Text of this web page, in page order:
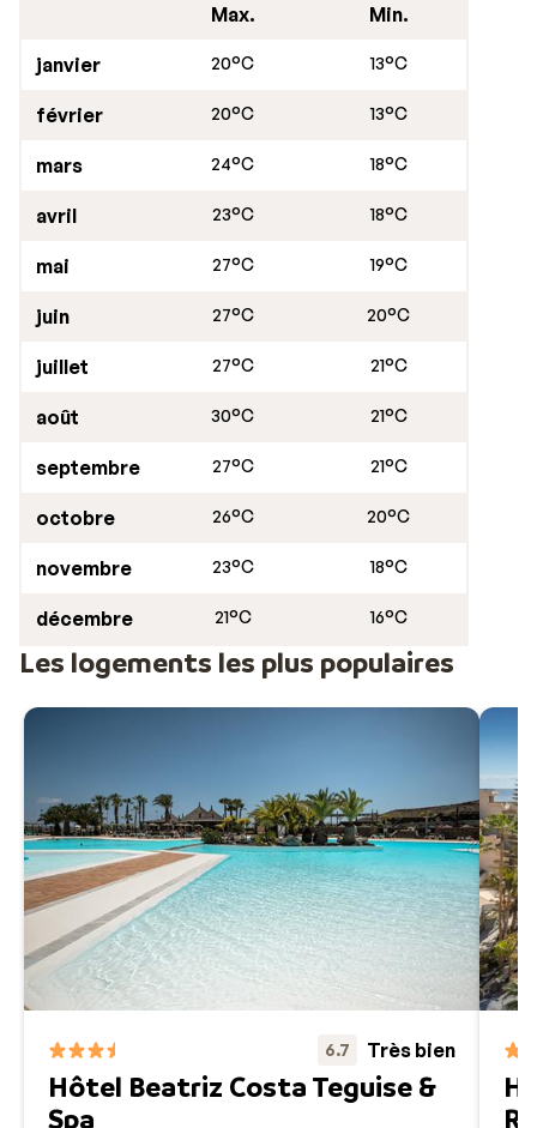
Max. Min.
janvier 20°C 13°C
février 20°C 13°C
mars 24°C 18°C
avril 23°C 18°C
mai 27°C 19°C
juin 27°C 20°C
juillet 27°C 21°C
août 30°C 21°C
septembre 27°C 21°C
octobre 26°C 20°C
novembre 23°C 18°C
décembre 21°C 16°C
Les logements les plus populaires
6.7 Très bien
Hôtel Beatriz Costa Teguise &
Spa